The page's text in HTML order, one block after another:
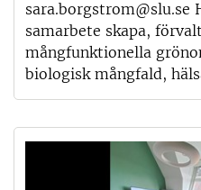
samarbete skapa,
mångfunktionella
biologisk mångfald,